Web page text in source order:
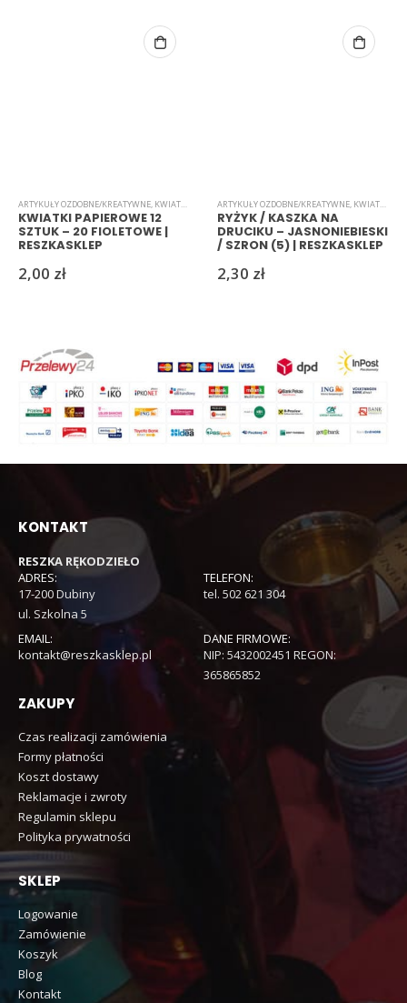
ARTYKUŁY OZDOBNE/KREATYWNE, KWIATKI PAPIEROWE
KWIATKI PAPIEROWE 12
SZTUK – 20 FIOLETOWE |
RESZKASKLEP
2,00 zł
ARTYKUŁY OZDOBNE/KREATYWNE, KWIATKI
RYŻYK / KASZKA NA
DRUCIKU – JASNONIEBIESKI
/ SZRON (5) | RESZKASKLEP
2,30 zł
KONTAKT
RESZKA RĘKODZIEŁO
ADRES:
17-200 Dubiny
ul. Szkolna 5
TELEFON:
tel. 502 621 304
EMAIL:
kontakt@reszkasklep.pl
DANE FIRMOWE:
NIP: 5432002451 REGON:
365865852
ZAKUPY
Czas realizacji zamówienia
Formy płatności
Koszt dostawy
Reklamacje i zwroty
Regulamin sklepu
Polityka prywatności
SKLEP
Logowanie
Zamówienie
Koszyk
Blog
Kontakt